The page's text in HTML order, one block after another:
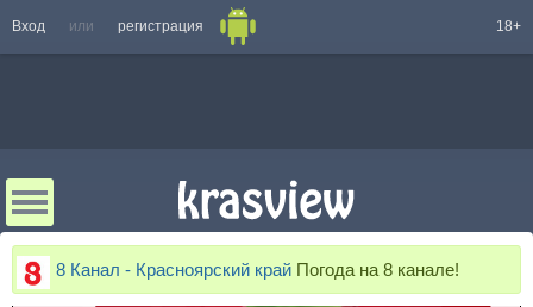
Вход или регистрация 18+
8 Канал - Красноярский край Погода на 8 канале!